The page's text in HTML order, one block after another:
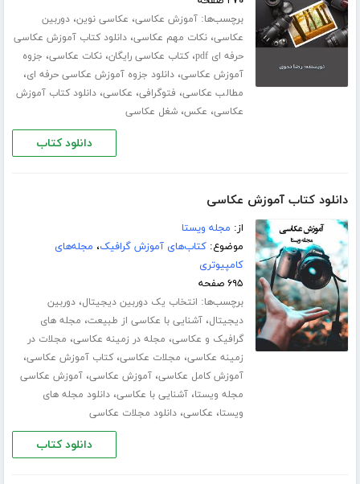
برچسب‌ها:آموزش عکاسی، عکاسی نوین،دوربین
عکاسی،نکات مهم عکاسی،دانلود کتاب آموزش عکاسی
حرفه ای pdf
،کتاب عکاسی رایگان،نکات عکاسی، جزوه
آموزش عکاسی،دانلود جزوه آموزش عکاسی حرفه ای،
مطالب عکاسی، فتوگرافی، عکاسی،دانلود کتاب آموزش
عکاسی، عکس،شغل عکاسی
دانلود کتاب
دانلود کتاب آموزش عکاسی
از: مجله ویستا
موضوع:کتاب‌های آموزش گرافیک، مجله‌های
کامپیوتری
۶۹۵ صفحه
برچسب‌ها: انتخاب یک دوربین دیجیتال،دوربین
دیجیتال،آشنایی با عکاسی از طبیعت، مجله های
گرافیک و عکاسی، مجله در زمینه عکاسی، مجلات در
زمینه عکاسی، مجلات عکاسی،کتاب آموزش عکاسی،
آموزش کامل عکاسی،آموزش عکاسی،آموزش عکاسی
مجله ویستا،آشنایی با عکاسی،دانلود مجله های
ویستا، عکاسی،دانلود مجلات عکاسی
دانلود کتاب